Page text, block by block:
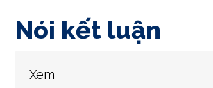
Nói kết luận
Xem